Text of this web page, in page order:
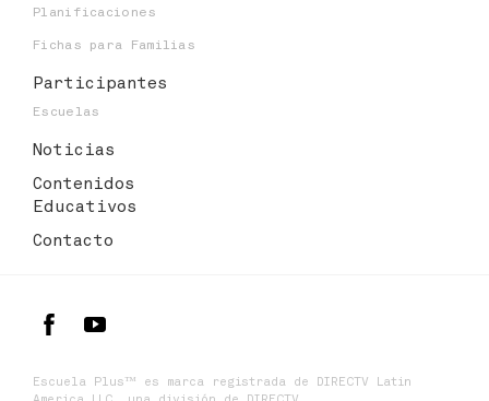
Planificaciones
Fichas para Familias
Participantes
Escuelas
Noticias
Contenidos
Educativos
Contacto
Escuela Plus™ es marca registrada de DIRECTV Latin